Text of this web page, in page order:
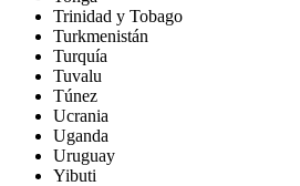
Trinidad y Tobago
Turkmenistán
Turquía
Tuvalu
Túnez
Ucrania
Uganda
Uruguay
Yibuti